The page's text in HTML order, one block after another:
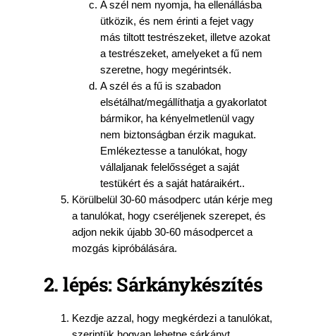
A szél nem nyomja, ha ellenállásba
ütközik, és nem érinti a fejet vagy
más tiltott testrészeket, illetve azokat
a testrészeket, amelyeket a fű nem
szeretne, hogy megérintsék.
A szél és a fű is szabadon
elsétálhat/megállíthatja a gyakorlatot
bármikor, ha kényelmetlenül vagy
nem biztonságban érzik magukat.
Emlékeztesse a tanulókat, hogy
vállaljanak felelősséget a saját
testükért és a saját határaikért..
Körülbelül 30-60 másodperc után kérje meg
a tanulókat, hogy cseréljenek szerepet, és
adjon nekik újabb 30-60 másodpercet a
mozgás kipróbálására.
2. lépés: Sárkánykészítés
Kezdje azzal, hogy megkérdezi a tanulókat,